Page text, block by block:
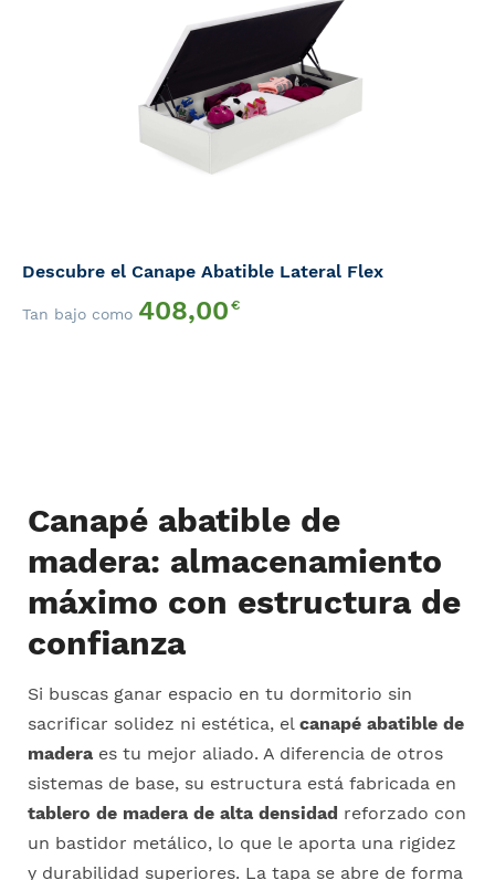
Descubre el Canape Abatible Lateral Flex
Tan bajo como 408,00€
Canapé abatible de
madera: almacenamiento
máximo con estructura de
confianza
Si buscas ganar espacio en tu dormitorio sin
sacrificar solidez ni estética, el canapé abatible de
madera es tu mejor aliado. A diferencia de otros
sistemas de base, su estructura está fabricada en
tablero de madera de alta densidad reforzado con
un bastidor metálico, lo que le aporta una rigidez
y durabilidad superiores. La tapa se abre de forma